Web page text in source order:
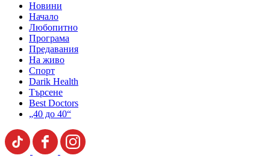
Новини
Начало
Любопитно
Програма
Предавания
На живо
Спорт
Darik Health
Търсене
Best Doctors
„40 до 40“